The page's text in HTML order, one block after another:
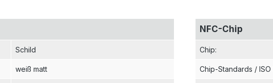
Schild
weiß matt
NFC-Chip
Chip:
Chip-Standards / ISO